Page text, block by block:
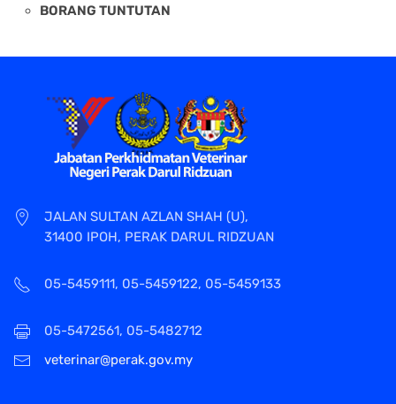
BORANG TUNTUTAN
JALAN SULTAN AZLAN SHAH (U),
31400 IPOH, PERAK DARUL RIDZUAN
05-5459111, 05-5459122, 05-5459133
05-5472561, 05-5482712
veterinar@perak.gov.my